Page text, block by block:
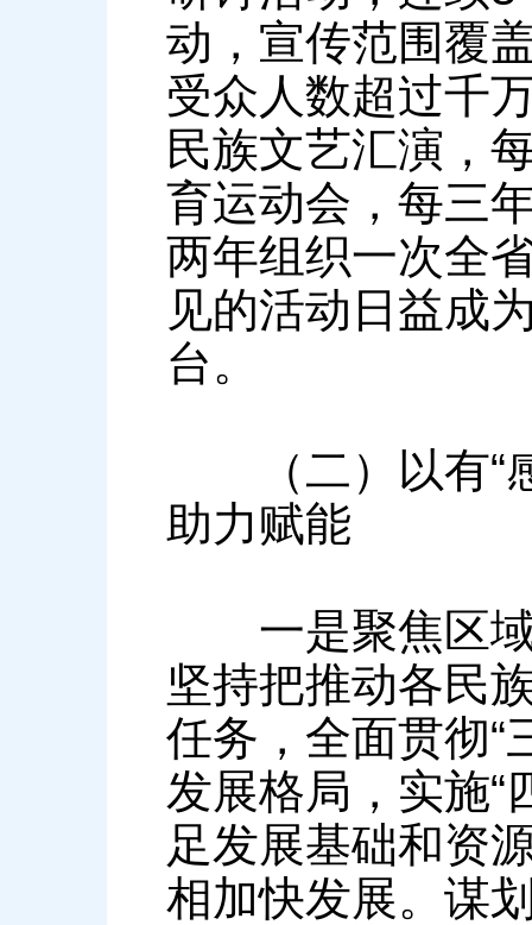
动，宣传范围覆
受众人数超过千
民族文艺汇演，
育运动会，每三
两年组织一次全
见的活动日益成
台。
（二）以有“感
助力赋能
一是聚焦区域
坚持把推动各民
任务，全面贯彻“
发展格局，实施“
足发展基础和资
相加快发展。谋